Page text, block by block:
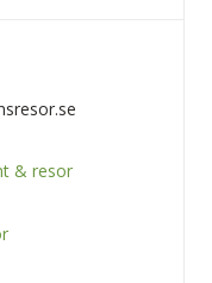
& resor